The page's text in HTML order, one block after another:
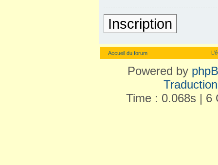
Inscription
Accueil du forum
Powered by
Time : 0.068s | 6